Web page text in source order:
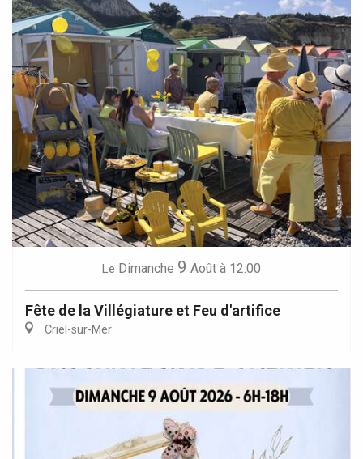
Le Dimanche 9 Août à 12:00
Fête de la Villégiature et Feu d'artifice
Criel-sur-Mer